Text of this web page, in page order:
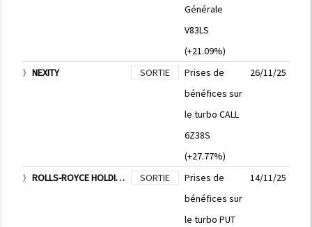
Générale
V83LS
(+21.09%)
NEXITY SORTIE
Prises de
bénéfices sur
le turbo CALL
6Z38S
(+27.77%)
26/11/25
ROLLS-ROYCE HOLDINGS PLC SORTIE
Prises de
bénéfices sur
le turbo PUT
14/11/25